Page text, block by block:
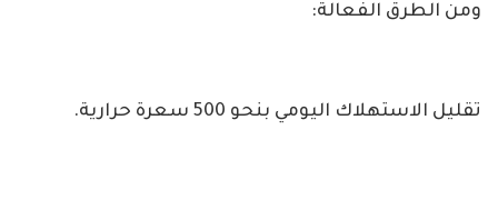
ومن الطرق الفعالة:
تقليل الاستهلاك اليومي بنحو 500 سعرة حرارية.